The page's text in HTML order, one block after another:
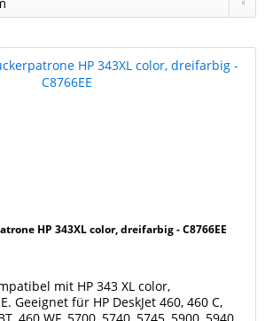
HP 343XL color, dreifarbig - C8766EE
mit HP 343 XL color,
Geeignet für HP DeskJet 460, 460 C,